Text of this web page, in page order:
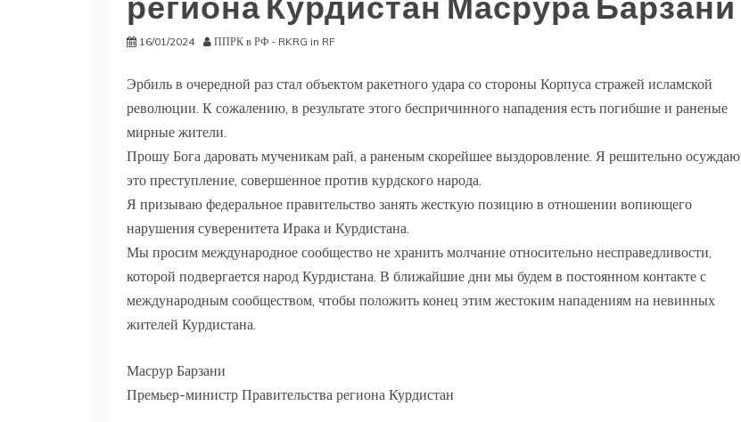
16/01/2024 ППРК в РФ - RKRG in RF
Эрбиль в очередной раз стал объектом ракетного удара со стороны Корпуса стражей исламской
революции. К сожалению, в результате этого беспричинного нападения есть погибшие и раненые
мирные жители.
Прошу Бога даровать мученикам рай, а раненым скорейшее выздоровление. Я решительно осуждаю
это преступление, совершенное против курдского народа.
Я призываю федеральное правительство занять жесткую позицию в отношении вопиющего
нарушения суверенитета Ирака и Курдистана.
Мы просим международное сообщество не хранить молчание относительно несправедливости,
которой подвергается народ Курдистана. В ближайшие дни мы будем в постоянном контакте с
международным сообществом, чтобы положить конец этим жестоким нападениям на невинных
жителей Курдистана.
Масрур Барзани
Премьер-министр Правительства региона Курдистан